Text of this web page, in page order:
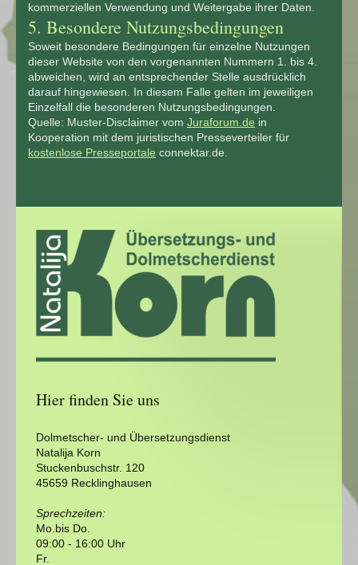
kommerziellen Verwendung und Weitergabe ihrer Daten.
5. Besondere Nutzungsbedingungen
Soweit besondere Bedingungen für einzelne Nutzungen
dieser Website von den vorgenannten Nummern 1. bis 4.
abweichen, wird an entsprechender Stelle ausdrücklich
darauf hingewiesen. In diesem Falle gelten im jeweiligen
Einzelfall die besonderen Nutzungsbedingungen.
Quelle: Muster-Disclaimer vom Juraforum.de in
Kooperation mit dem juristischen Presseverteiler für
kostenlose Presseportale connektar.de.
Hier finden Sie uns
Dolmetscher- und Übersetzungsdienst
Natalija Korn
Stuckenbuschstr. 120
45659 Recklinghausen
Sprechzeiten:
Mo.bis Do.
09:00 - 16:00 Uhr
Fr.